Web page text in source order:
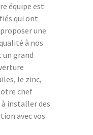
équipe est
qui ont
une
à nos
un grand
le zinc,
chef
installer des
avec vos